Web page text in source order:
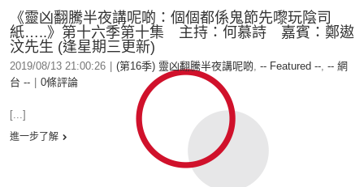
《靈凶翻騰半夜講呢啲：個個都係鬼節先嚟玩陰司
紙…..》第十六季第十集 主持：何慕詩 嘉賓：鄭遨
汶先生 (逢星期三更新)
2019/08/13 21:00:26 (第16季) 靈凶翻騰半夜講呢啲, -- Featured --, -- 網
台 --
0條評論
[...]
進一步了解